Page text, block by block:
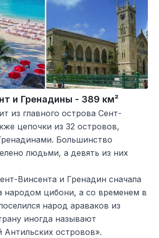
и Гренадины - 389 км²
из главного острова Сент-
цепочки из 32 островов,
Большинство
людьми, а девять из них
Винсента и Гренадин сначала
народом цибони, а со временем в
народ араваков из
иногда называют
островов».